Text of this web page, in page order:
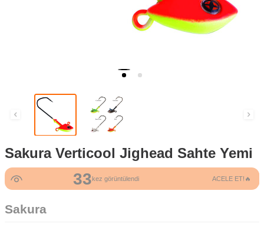
Sakura Verticool Jighead Sahte Yemi
33kez görüntülendi ACELE ET!🔥
Sakura